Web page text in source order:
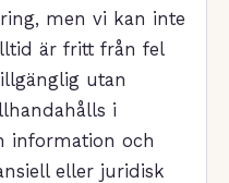
men vi kan inte
är fritt från fel
utan
i
information och
eller juridisk